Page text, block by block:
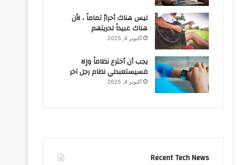
ليس هناك أحرارٌ تماماً ، لأن
هناك عبيداً لحريتهم
أكتوبر 4, 2025
يجب أن أخترع نظاماً وإلا
فسيستعبدني نظام رجل آخر
أكتوبر 4, 2025
Recent Tech News